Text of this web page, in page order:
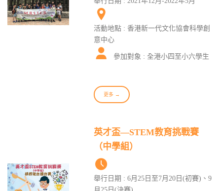
活動地點 : 香港新一代文化協會科學創
意中心
參加對象 : 全港小四至小六學生
更多 →
英才盃—STEM教育挑戰賽
（中學組）
舉行日期 : 6月25日至7月20日(初賽)、9